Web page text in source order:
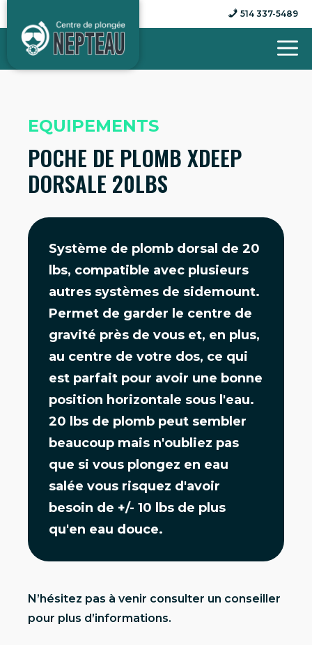
contenu
514 337-5489
EQUIPEMENTS
POCHE DE PLOMB XDEEP
DORSALE 20LBS
Système de plomb dorsal de 20
lbs, compatible avec plusieurs
autres systèmes de sidemount.
Permet de garder le centre de
gravité près de vous et, en plus,
au centre de votre dos, ce qui
est parfait pour avoir une bonne
position horizontale sous l'eau.
20 lbs de plomb peut sembler
beaucoup mais n'oubliez pas
que si vous plongez en eau
salée vous risquez d'avoir
besoin de +/- 10 lbs de plus
qu'en eau douce.
N’hésitez pas à venir consulter un conseiller
pour plus d’informations.